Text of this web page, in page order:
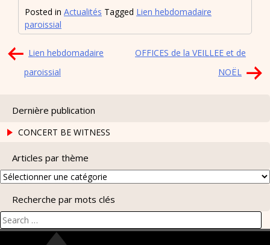
Posted in Actualités Tagged Lien hebdomadaire
paroissial
Navigation
de
Lien hebdomadaire
paroissial
OFFICES de la VEILLEE et de
NOËL
Dernière publication
CONCERT BE WITNESS
Articles par thème
Articles
thèmeRecherche par mots clés
Search
for: